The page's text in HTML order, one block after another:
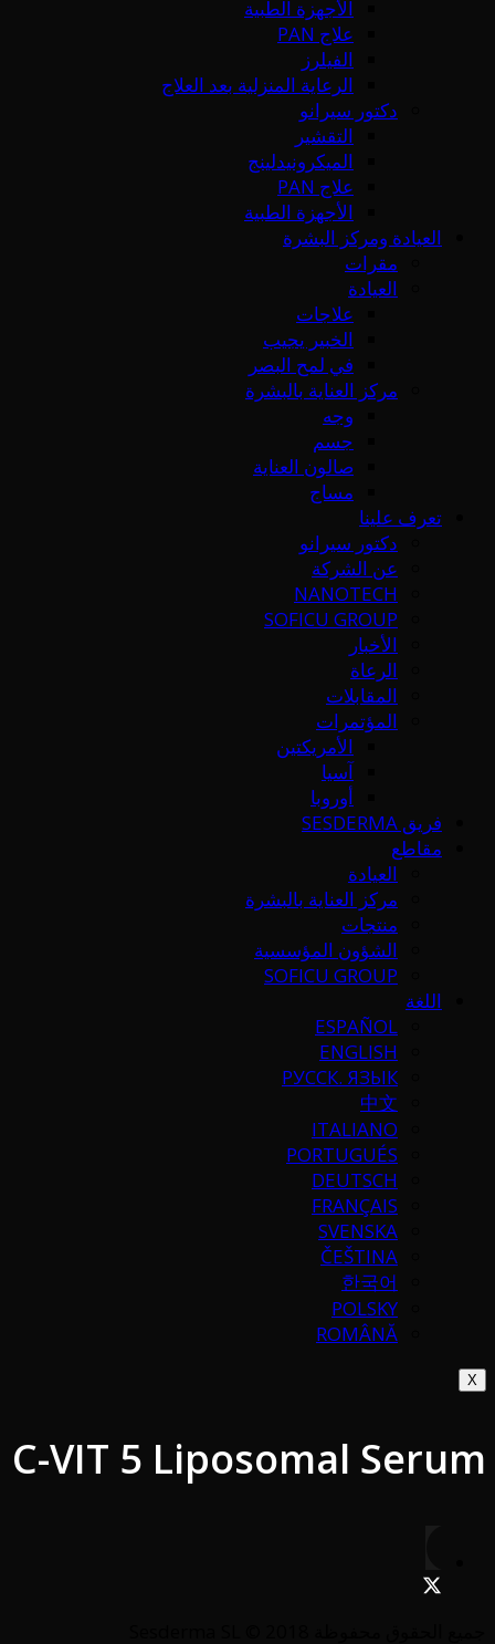
الأجهزة الطبية
علاج PAN
الفيلرز
الرعاية المنزلية بعد العلاج
دكتور سيرانو
التقشير
الميكرونيدلينج
علاج PAN
الأجهزة الطبية
العيادة ومركز البشرة
مقرات
العيادة
علاجات
الخبير يجيب
في لمح البصر
مركز العناية بالبشرة
وجه
جسم
صالون العناية
مساج
تعرف علينا
دكتور سيرانو
عن الشركة
NANOTECH
SOFICU GROUP
الأخبار
الرعاة
المقابلات
المؤتمرات
الأمريكتين
آسيا
أوروبا
فريق SESDERMA
مقاطع
العيادة
مركز العناية بالبشرة
منتجات
الشؤون المؤسسية
SOFICU GROUP
اللغة
ESPAÑOL
ENGLISH
РУССК. ЯЗЫК
中文
ITALIANO
PORTUGUÉS
DEUTSCH
FRANÇAIS
SVENSKA
ČEŠTINA
한국어
POLSKY
ROMÂNĂ
X
C-VIT 5 Liposomal Serum